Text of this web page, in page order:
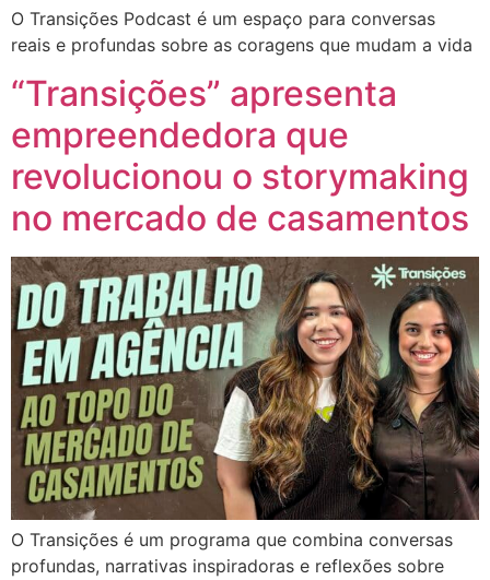
O Transições Podcast é um espaço para conversas
reais e profundas sobre as coragens que mudam a vida
“Transições” apresenta
empreendedora que
revolucionou o storymaking
no mercado de casamentos
O Transições é um programa que combina conversas
profundas, narrativas inspiradoras e reflexões sobre